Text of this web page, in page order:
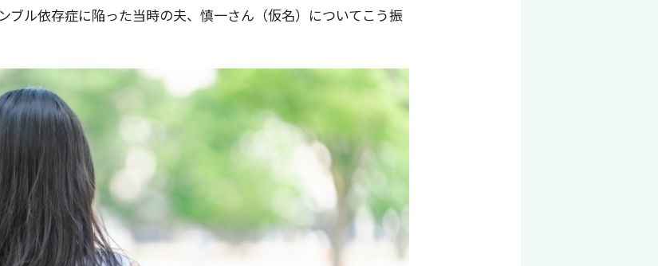
ブル依存症に陥った当時の夫、慎一さん（仮名）についてこう振